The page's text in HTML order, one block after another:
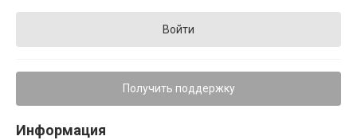
Войти
Получить поддержку
Информация